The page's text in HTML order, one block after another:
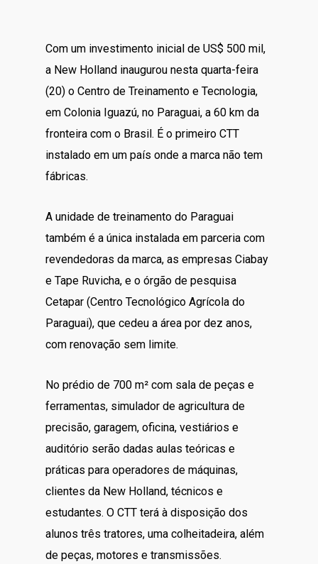
Com um investimento inicial de US$ 500 mil,
a New Holland inaugurou nesta quarta-feira
(20) o Centro de Treinamento e Tecnologia,
em Colonia Iguazú, no Paraguai, a 60 km da
fronteira com o Brasil. É o primeiro CTT
instalado em um país onde a marca não tem
fábricas.
A unidade de treinamento do Paraguai
também é a única instalada em parceria com
revendedoras da marca, as empresas Ciabay
e Tape Ruvicha, e o órgão de pesquisa
Cetapar (Centro Tecnológico Agrícola do
Paraguai), que cedeu a área por dez anos,
com renovação sem limite.
No prédio de 700 m² com sala de peças e
ferramentas, simulador de agricultura de
precisão, garagem, oficina, vestiários e
auditório serão dadas aulas teóricas e
práticas para operadores de máquinas,
clientes da New Holland, técnicos e
estudantes. O CTT terá à disposição dos
alunos três tratores, uma colheitadeira, além
de peças, motores e transmissões.